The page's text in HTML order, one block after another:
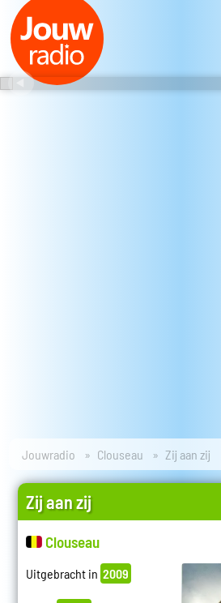
Jouwradio Clouseau Zij aan zij
Zij aan zij
Clouseau
Uitgebracht in 2009